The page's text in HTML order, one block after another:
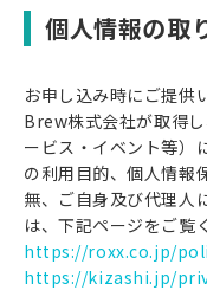
個人情報の取
お申し込み時にご提供
Brew株式会社が取得
ービス・イベント等）
の利用目的、個人情報
無、ご自身及び代理人
は、下記ページをご覧
https://roxx.co.jp/
https://kizashi.jp/